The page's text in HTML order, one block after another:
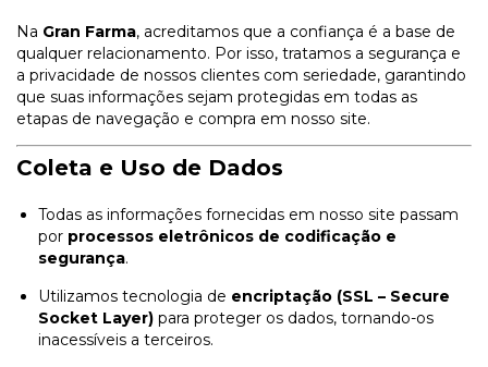
Na Gran Farma, acreditamos que a confiança é a base de
qualquer relacionamento. Por isso, tratamos a segurança e
a privacidade de nossos clientes com seriedade, garantindo
que suas informações sejam protegidas em todas as
etapas de navegação e compra em nosso site.
Coleta e Uso de Dados
Todas as informações fornecidas em nosso site passam
por processos eletrônicos de codificação e
segurança.
Utilizamos tecnologia de encriptação (SSL – Secure
Socket Layer) para proteger os dados, tornando-os
inacessíveis a terceiros.